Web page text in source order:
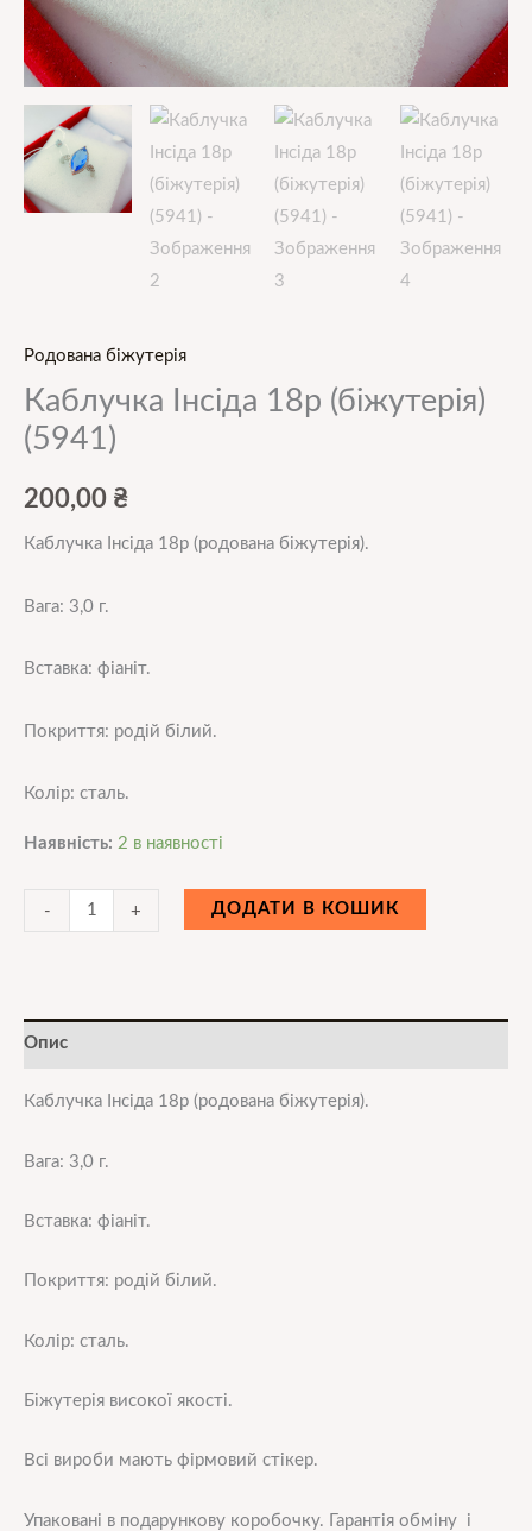
Родована біжутерія
Каблучка Інсіда 18р (біжутерія)
(5941)
200,00 ₴
Каблучка Інсіда 18р (родована біжутерія).
Вага: 3,0 г.
Вставка: фіаніт.
Покриття: родій білий.
Колір: сталь.
Наявність: 2 в наявності
- + ДОДАТИ В КОШИК
Опис
Каблучка Інсіда 18р (родована біжутерія).
Вага: 3,0 г.
Вставка: фіаніт.
Покриття: родій білий.
Колір: сталь.
Біжутерія високої якості.
Всі вироби мають фірмовий стікер.
Упаковані в подарункову коробочку. Гарантія обміну і